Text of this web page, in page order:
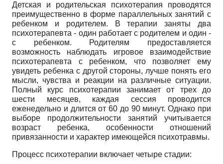
Детская и родительская психотерапия проводятся
преимущественно в форме параллельных занятий с
ребенком и родителем. В терапии заняты два
психотерапевта - один работает с родителем и один -
с ребенком. Родителям предоставляется
возможность наблюдать игровое взаимодействие
психотерапевта с ребенком, что позволяет ему
увидеть ребенка с другой стороны, лучше понять его
мысли, чувства и реакции на различные ситуации.
Полный курс психотерапии занимает от трех до
шести месяцев, каждая сессия проводится
еженедельно и длится от 60 до 90 минут. Однако при
выборе продолжительности занятий учитывается
возраст ребенка, особенности отношений
привязанности и характер имеющейся психотравмы.
Процесс психотерапии включает четыре стадии: